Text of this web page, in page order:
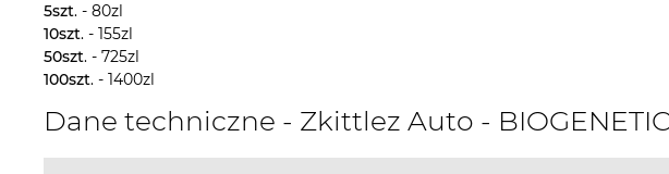
5szt. - 80zl
10szt. - 155zl
50szt. - 725zl
100szt. - 1400zl
Dane techniczne - Zkittlez Auto - BIOGENETIC